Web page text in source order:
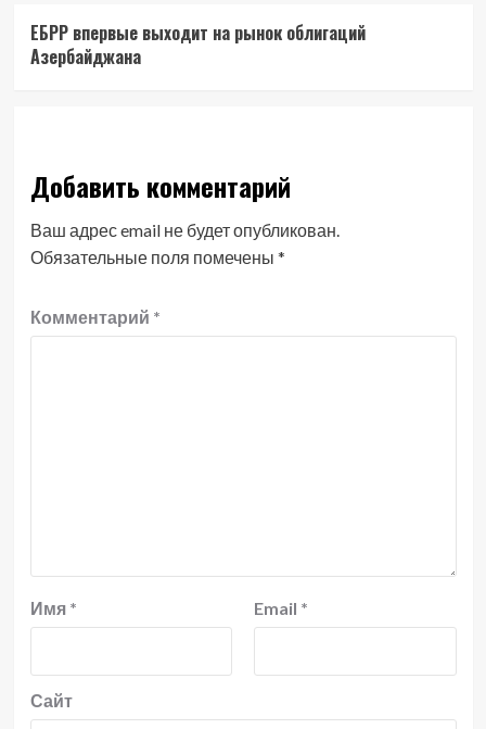
ЕБРР впервые выходит на рынок облигаций
Азербайджана
Добавить комментарий
Ваш адрес email не будет опубликован.
Обязательные поля помечены *
Комментарий *
Имя * Email *
Сайт